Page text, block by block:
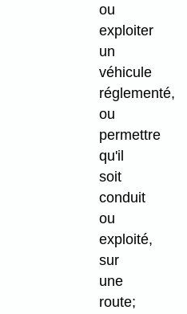
ou
exploiter
un
véhicule
réglementé,
ou
permettre
qu'il
soit
conduit
ou
exploité,
sur
une
route;